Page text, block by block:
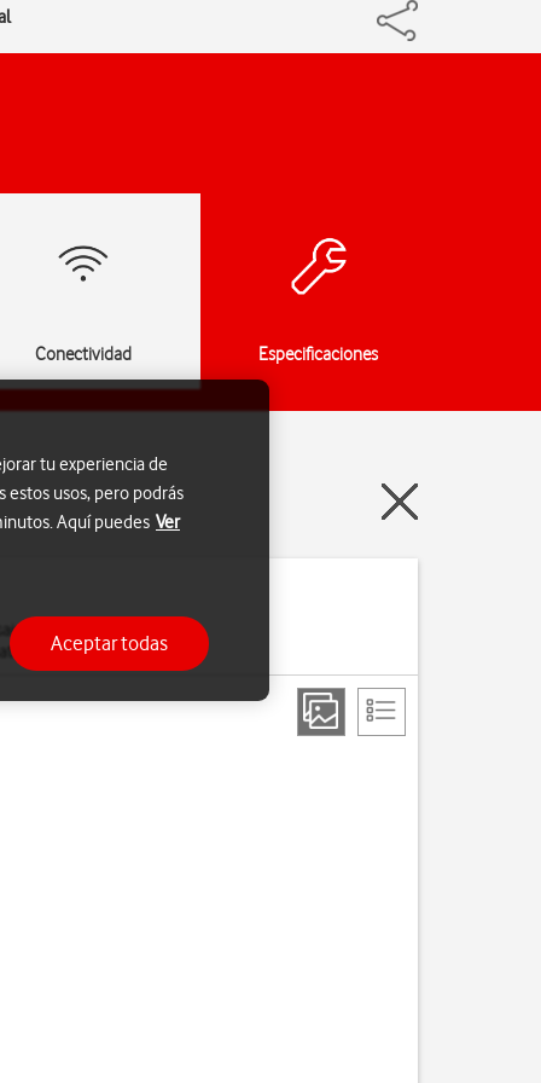
Conectividad Especificaciones
utilizando ambas
móviles.
tu experiencia de
estos usos, pero podrás
Aquí puedes Ver
Aceptar todas